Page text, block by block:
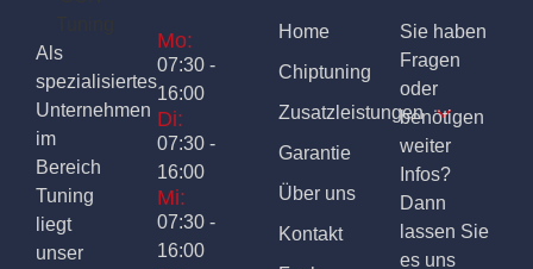
Als
spezialisiertes
Unternehmen
im
Bereich
Tuning
liegt
unser
Mo:
07:30 -
16:00
Di:
07:30 -
16:00
Mi:
07:30 -
16:00
Home
Chiptuning
Zusatzleistungen
Garantie
Über uns
Kontakt
Sie haben
Fragen
oder
benötigen
weiter
Infos?
Dann
lassen Sie
es uns